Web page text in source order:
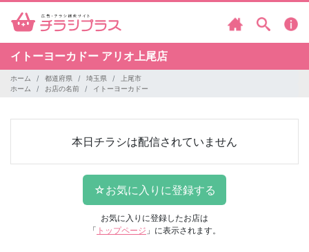
イトーヨーカドー アリオ上尾店
ホーム 都道府県 埼玉県
上尾市
ホーム
お店の名前 イトーヨーカドー
本日チラシは配信されていません
お気に入りに登録したお店は
「 トップページ 」に表示されます。